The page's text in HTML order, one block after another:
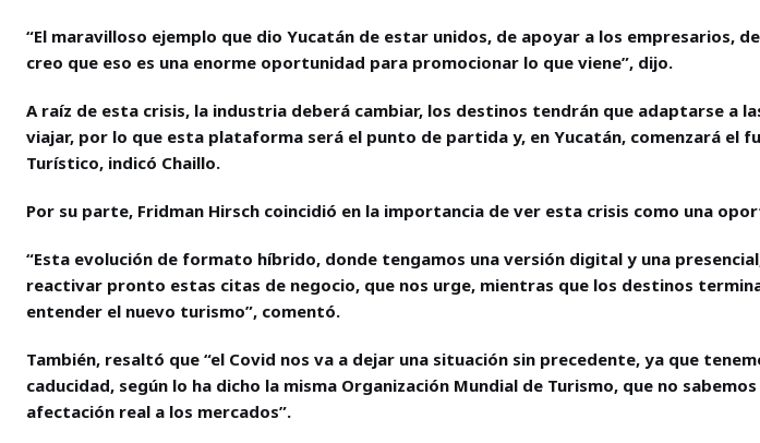
“El maravilloso ejemplo que dio Yucatán de estar unidos, de apoyar a los empresarios,
creo que eso es una enorme oportunidad para promocionar lo que viene”, dijo.
A raíz de esta crisis, la industria deberá cambiar, los destinos tendrán que adaptarse a
viajar, por lo que esta plataforma será el punto de partida y, en Yucatán, comenzará el
Turístico, indicó Chaillo.
Por su parte, Fridman Hirsch coincidió en la importancia de ver esta crisis como una
“Esta evolución de formato híbrido, donde tengamos una versión digital y una
reactivar pronto estas citas de negocio, que nos urge, mientras que los destinos
entender el nuevo turismo”, comentó.
También, resaltó que “el Covid nos va a dejar una situación sin precedente, ya que
caducidad, según lo ha dicho la misma Organización Mundial de Turismo, que no
afectación real a los mercados”.